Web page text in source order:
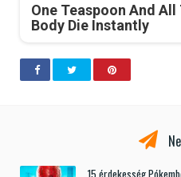
One Teaspoon And
Body Die Instantly
15 érdekesség